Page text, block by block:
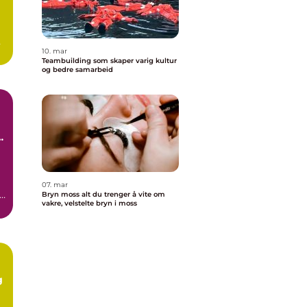
10. mar
Teambuilding som skaper varig kultur
og bedre samarbeid
07. mar
Bryn moss alt du trenger å vite om
vakre, velstelte bryn i moss